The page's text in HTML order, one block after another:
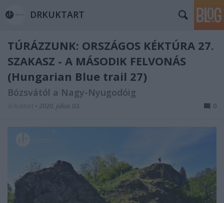
DRKUKTART
TÚRÁZZUNK: ORSZÁGOS KÉKTÚRA 27.
SZAKASZ - A MÁSODIK FELVONÁS
(Hungarian Blue trail 27)
Bózsvától a Nagy-Nyugodóig
• 2020. július 03. 0